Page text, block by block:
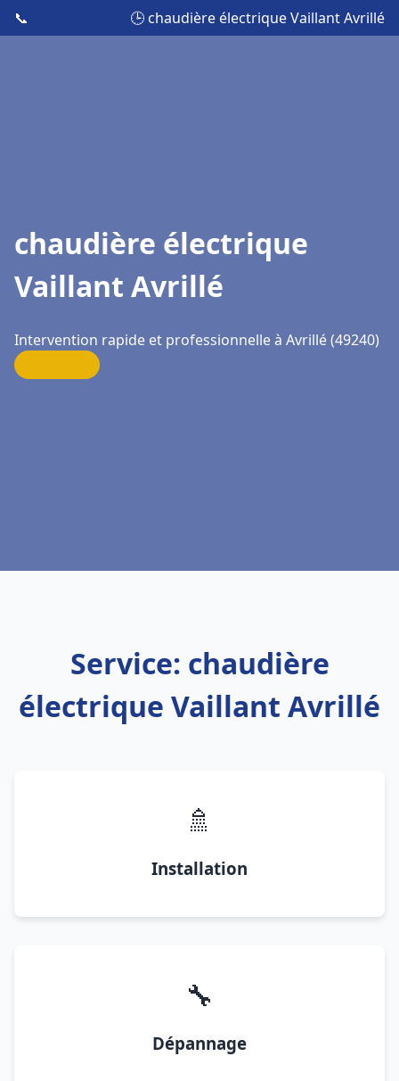
📞 🕒 chaudière électrique Vaillant Avrillé
chaudière électrique
Vaillant Avrillé
Intervention rapide et professionnelle à Avrillé (49240)
Service: chaudière
électrique Vaillant Avrillé
🚿
Installation
🔧
Dépannage